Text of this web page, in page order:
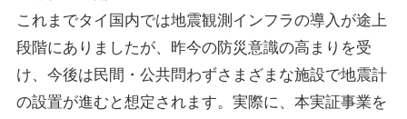
これまでタイ国内では地震観測インフラの導入が途上
段階にありましたが、昨今の防災意識の高まりを受
け、今後は民間・公共問わずさまざまな施設で地震計
の設置が進むと想定されます。実際に、本実証事業を